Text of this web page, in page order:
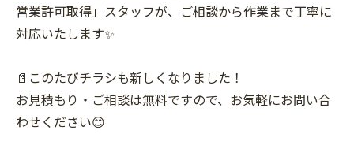
営業許可取得」スタッフが、ご相談から作業まで丁寧に
対応いたします✨
📄このたびチラシも新しくなりました！
お見積もり・ご相談は無料ですので、お気軽にお問い合
わせください😊